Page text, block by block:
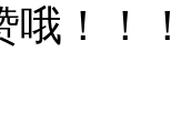
哦！！！